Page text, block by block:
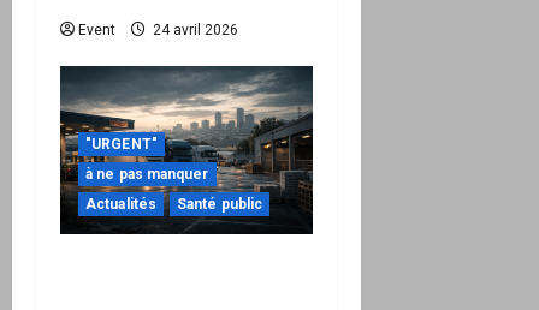
Event 24 avril 2026
"URGENT"
à ne pas manquer
Actualités
Santé public